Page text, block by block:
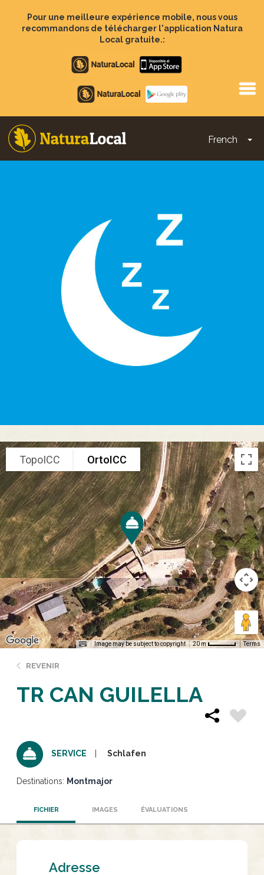
contenu
Pour une meilleure expérience mobile, nous vous
recommandons de télécharger l'application Natura
Local gratuite.:
Apple
store
Google
Play
French
Main
TopoICC OrtoICC
Image may be subject to copyright 20 m Terms
REVENIR
TR CAN GUILELLA
SERVICE Schlafen
Destinations: Montmajor
FICHIER IMAGES ÉVALUATIONS
Adresse